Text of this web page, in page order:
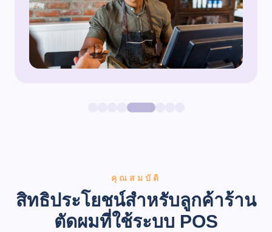
คุณสมบัติ
สิทธิประโยชน์สำหรับลูกค้าร้าน
ตัดผมที่ใช้ระบบ POS